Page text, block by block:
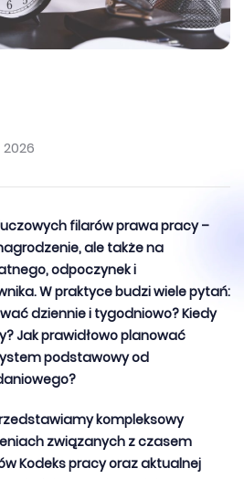
filarów prawa pracy –
ale także na
odpoczynek i
W praktyce budzi wiele pytań:
dziennie i tygodniowo? Kiedy
Jak prawidłowo planować
podstawowy od
kompleksowy
związanych z czasem
Kodeks pracy oraz aktualnej